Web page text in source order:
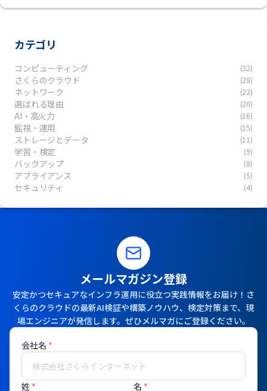
カテゴリ
コンピューティング (32)
さくらのクラウド (28)
ネットワーク (22)
選ばれる理由 (20)
AI・高火力 (16)
監視・運用 (15)
ストレージとデータ (11)
学習・検定 (9)
バックアップ (8)
アプライアンス (5)
セキュリティ (4)
メールマガジン登録
安定かつセキュアなインフラ運用に役立つ実践情報をお届け！さ
くらのクラウドの最新AI検証や構築ノウハウ、検定対策まで、現
場エンジニアが発信します。ぜひメルマガにご登録ください。
会社名 *
姓 * 名 *